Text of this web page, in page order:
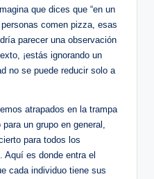
que dices que “en un
comen pizza, esas
parecer una observación
¡estás ignorando un
no se puede reducir solo a
atrapados en la trampa
un grupo en general,
para todos los
Aquí es donde entra el
cada individuo tiene sus